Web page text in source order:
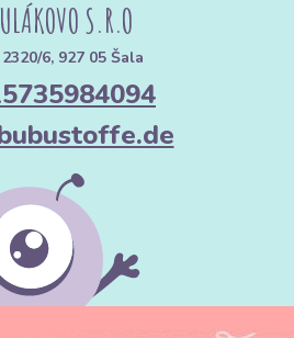
S.R.O
6, 927 05 Šala